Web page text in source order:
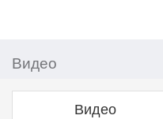
Видео
Видео